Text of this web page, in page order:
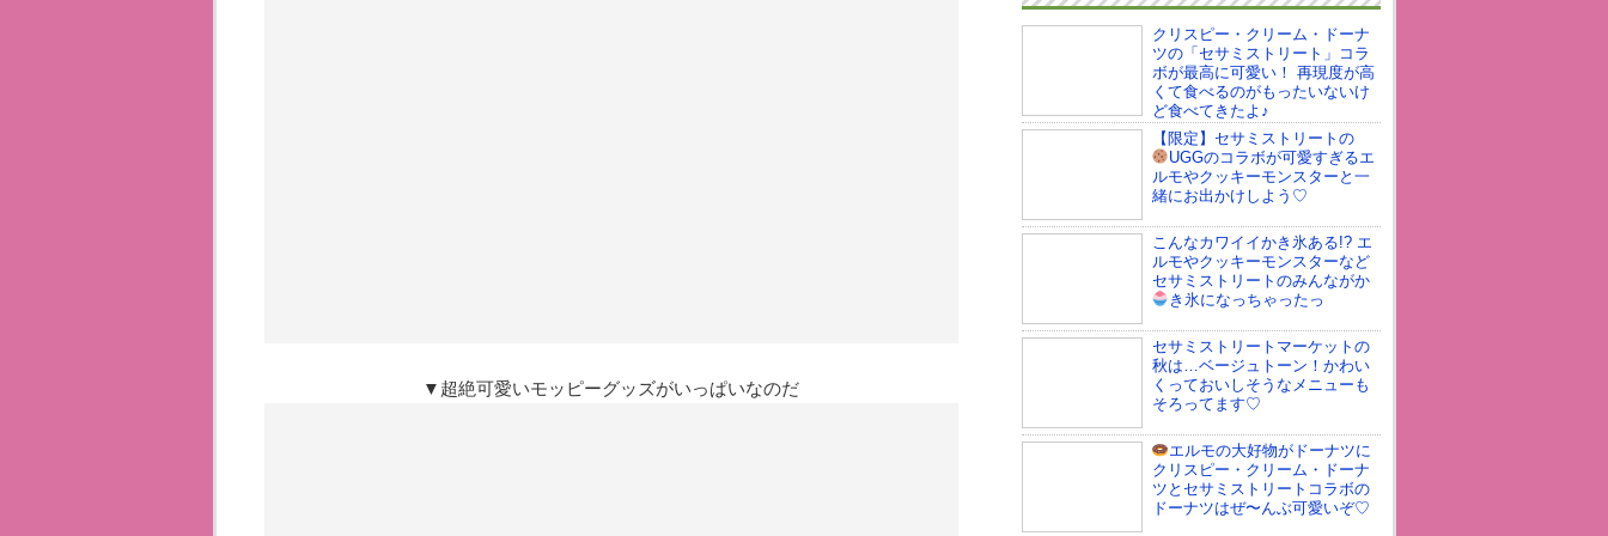
▼超絶可愛いモッピーグッズがいっぱいなのだ
クリスピー・クリーム・ドーナ
ツの「セサミストリート」コラ
ボが最高に可愛い！ 再現度が高
くて食べるのがもったいないけ
ど食べてきたよ♪
【限定】セサミストリートの
UGGのコラボが可愛すぎるエ
ルモやクッキーモンスターと一
緒にお出かけしよう♡
こんなカワイイかき氷ある!? エ
ルモやクッキーモンスターなど
セサミストリートのみんながか
き氷になっちゃったっ
セサミストリートマーケットの
秋は…ベージュトーン！かわい
くっておいしそうなメニューも
そろってます♡
エルモの大好物がドーナツに
クリスピー・クリーム・ドーナ
ツとセサミストリートコラボの
ドーナツはぜ〜んぶ可愛いぞ♡